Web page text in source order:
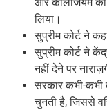
और कॉलेजियम की
लिया।
सुप्रीम कोर्ट ने
सुप्रीम कोर्ट ने
नहीं देने पर
सरकार कभी-कभी
चुनती है, जिससे